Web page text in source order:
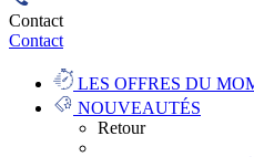
Contact
Contact
LES OFFRES DU
NOUVEAUTÉS
Retour